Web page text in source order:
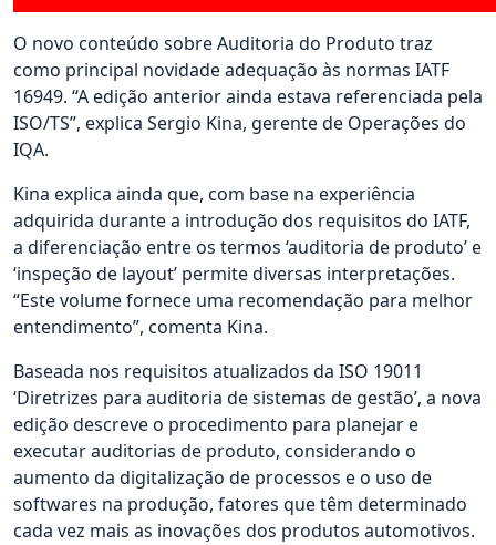
O novo conteúdo sobre Auditoria do Produto traz
como principal novidade adequação às normas IATF
16949. “A edição anterior ainda estava referenciada pela
ISO/TS”, explica Sergio Kina, gerente de Operações do
IQA.
Kina explica ainda que, com base na experiência
adquirida durante a introdução dos requisitos do IATF,
a diferenciação entre os termos ‘auditoria de produto’ e
‘inspeção de layout’ permite diversas interpretações.
“Este volume fornece uma recomendação para melhor
entendimento”, comenta Kina.
Baseada nos requisitos atualizados da ISO 19011
‘Diretrizes para auditoria de sistemas de gestão’, a nova
edição descreve o procedimento para planejar e
executar auditorias de produto, considerando o
aumento da digitalização de processos e o uso de
softwares na produção, fatores que têm determinado
cada vez mais as inovações dos produtos automotivos.